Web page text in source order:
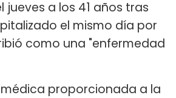
jueves a los 41 años tras
el mismo día por
como una "enfermedad
proporcionada a la